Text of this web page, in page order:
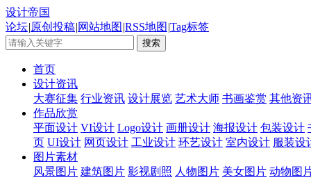
设计帝国
论坛|原创投稿|网站地图 |RSS地图 |Tag标签
首页
设计资讯
大赛征集 行业资讯 设计展览 艺术大师 书画鉴赏 其他资
作品欣赏
平面设计 VI设计 Logo设计 画册设计 海报设计 包装设计
页 UI设计 网页设计 工业设计 环艺设计 室内设计 服装设
图片素材
风景图片 建筑图片 影视剧照 人物图片 美女图片 动物图